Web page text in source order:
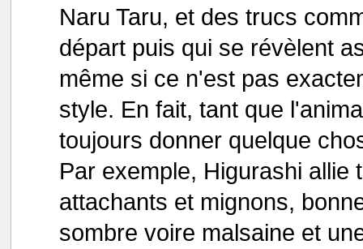
Naru Taru, et des trucs
départ puis qui se révèlent
même si ce n'est pas
style. En fait, tant que
toujours donner quelque
Par exemple, Higurashi
attachants et mignons,
sombre voire malsaine et